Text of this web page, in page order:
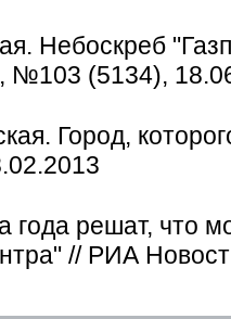
Небоскреб
№103 (5134),
Город,
года решат, что
// РИА